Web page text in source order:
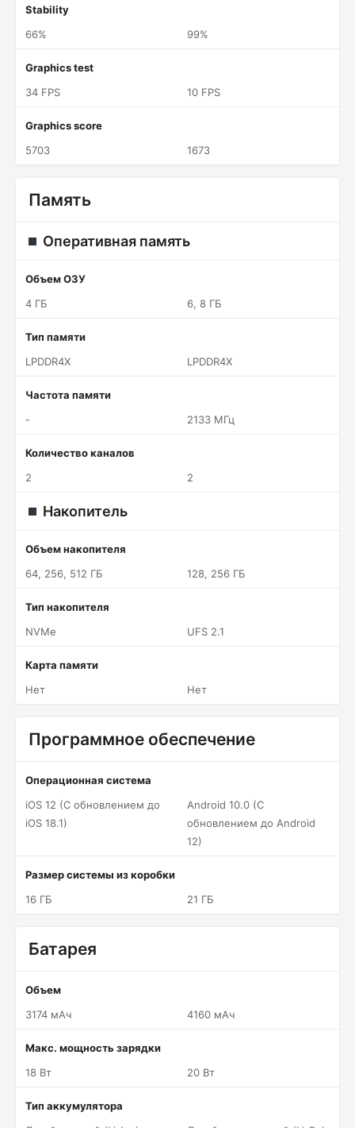
Stability
66%
99%
Graphics test
34 FPS
10 FPS
Graphics score
5703
1673
Память
Оперативная память
Объем ОЗУ
4 ГБ
6, 8 ГБ
Тип памяти
LPDDR4X
LPDDR4X
Частота памяти
-
2133 МГц
Количество каналов
2
2
Накопитель
Объем накопителя
64, 256, 512 ГБ
128, 256 ГБ
Тип накопителя
NVMe
UFS 2.1
Карта памяти
Нет
Нет
Программное обеспечение
Операционная система
iOS 12 (С обновлением до
iOS 18.1)
Android 10.0 (С
обновлением до Android
12)
Размер системы из коробки
16 ГБ
21 ГБ
Батарея
Объем
3174 мАч
4160 мАч
Макс. мощность зарядки
18 Вт
20 Вт
Тип аккумулятора